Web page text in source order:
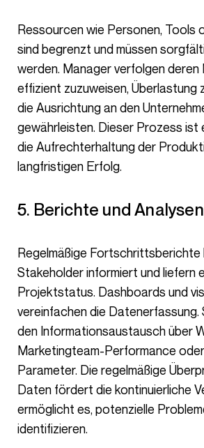
Ressourcen wie Personen, Tools oder Materialien
sind begrenzt und müssen
werden. Manager verfolgen deren
effizient zuzuweisen, Überlastung
die Ausrichtung an den
gewährleisten. Dieser Prozess ist
die Aufrechterhaltung der
langfristigen Erfolg.
5. Berichte und Analysen
Regelmäßige Fortschrittsberichte halten
Stakeholder informiert und liefern
Projektstatus. Dashboards und
vereinfachen die Datenerfassung.
den Informationsaustausch über
Marketingteam-Performance
Parameter. Die regelmäßige
Daten fördert die kontinuierliche
ermöglicht es, potenzielle
identifizieren.